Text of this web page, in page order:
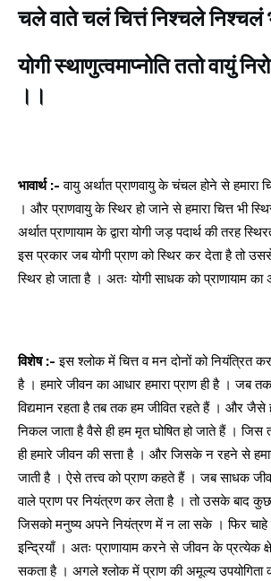
चले वाते चलं चित्तं निश्चले
योगी स्थाणुत्वमाप्नोति ततो वायुं
।।
भावार्थ :-वायु अर्थात प्राणवायु के चंचल होने से हमारा
। और प्राणवायु के स्थिर हो जाने से हमारा चित्त भी
अर्थात प्राणायाम के द्वारा योगी जड़ पदार्थ की तरह
इस प्रकार जब योगी प्राण को स्थिर कर देता है तो
स्थिर हो जाता है । अतः योगी साधक को प्राणायाम का
विशेष :- इस श्लोक में चित्त व मन दोनों को नियंत्रित
है । हमारे जीवन का आधार हमारा प्राण ही है । जब
विद्यमान रहता है तब तक हम जीवित रहते हैं । और जैसे
निकल जाता है वैसे ही हम मृत घोषित हो जाते हैं । जिस
ही हमारे जीवन की सत्ता है । और जिसके न रहने से
जाती है । ऐसे तत्त्व को प्राण कहते हैं । जब साधक
वाले प्राण पर नियंत्रण कर लेता है । तो उसके बाद कुछ
जिसको मनुष्य अपने नियंत्रण में न ला सके । फिर चाहे
इन्द्रियाँ । अतः प्राणायाम करने से जीवन के प्रत्येक
सकता है । अगले श्लोक में प्राण की अमूल्य उपयोगिता